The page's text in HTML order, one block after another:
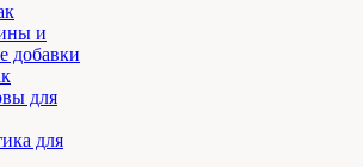
и
добавки
для
для